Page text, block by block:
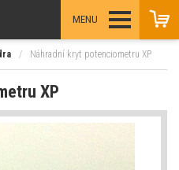
MENU
/ Náhradní kryt potenciometru XP
XP